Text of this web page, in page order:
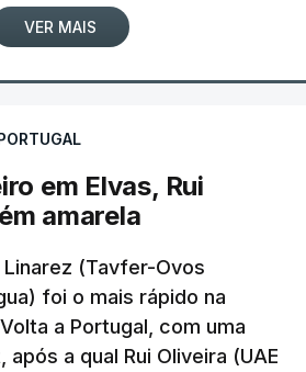
VER MAIS
em Elvas, Rui
amarela
(Tavfer-Ovos
foi o mais rápido na
a Portugal, com uma
a qual Rui Oliveira (UAE